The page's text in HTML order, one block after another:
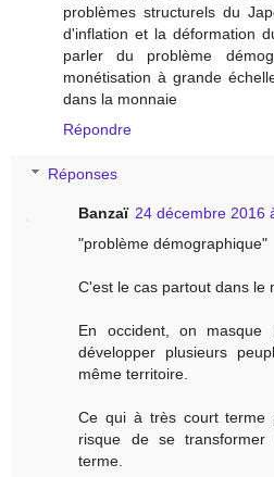
problèmes structurels du
d'inflation et la déformation
parler du problème
monétisation à grande
dans la monnaie
Répondre
Réponses
Banzaï 24 décembre 2016
"problème démographique"
C'est le cas partout dans le
En occident, on
développer plusieurs
même territoire.
Ce qui à très court terme
risque de se
terme.